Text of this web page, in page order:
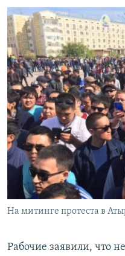
На митинге протеста в
Рабочие заявили, что